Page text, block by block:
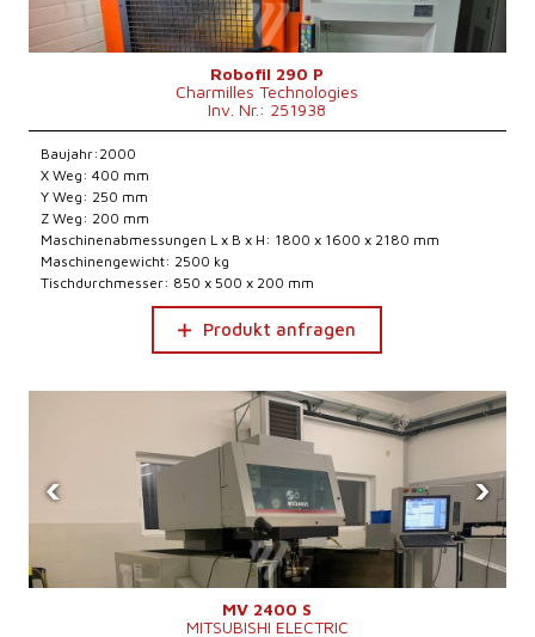
Robofil 290 P
Charmilles Technologies
Inv. Nr.: 251938
Baujahr:2000
X Weg: 400 mm
Y Weg: 250 mm
Z Weg: 200 mm
Maschinenabmessungen L x B x H: 1800 x 1600 x 2180 mm
Maschinengewicht: 2500 kg
Tischdurchmesser: 850 x 500 x 200 mm
Produkt anfragen
‹ ›
MV 2400 S
MITSUBISHI ELECTRIC